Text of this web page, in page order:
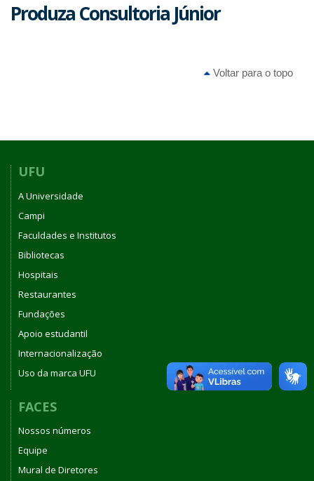
Produza Consultoria Júnior
Voltar para o topo
UFU
A Universidade
Campi
Faculdades e Institutos
Bibliotecas
Hospitais
Restaurantes
Fundações
Apoio estudantil
Internacionalização
Uso da marca UFU
FACES
Nossos números
Equipe
Mural de Diretores